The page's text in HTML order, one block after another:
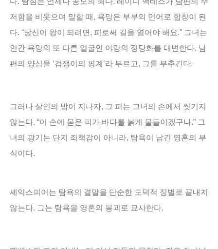
저함을 비웃으며 말할 때 , 욕망은 부부의 언어로 합창이 된
다. “당신이 왕이 되려면 , 피로써 길을 열어야 해요.” 그녀는
인간 욕망의 또 다른 얼굴인 야망의 정당화를 대변한다. 남
편의 양심을 ‘겁쟁이의 핑계 ’라 부르고, 그를 부추긴다.
그러나 살인의 밤이 지나자, 그 피는 그녀의 손에서 씻기지
않는다. “이 손에 묻은 피가 바다를 붉게 물들이겠구나.” 그
녀의 광기는 단지 죄책감이 아니라, 탐욕이 남긴 영혼의 부
식이다.
셰익스피어는 탐욕의 결말을 단순한 도덕적 징벌로 끝내지
않는다. 그는 탐욕을 영혼의 붕괴로 묘사한다.